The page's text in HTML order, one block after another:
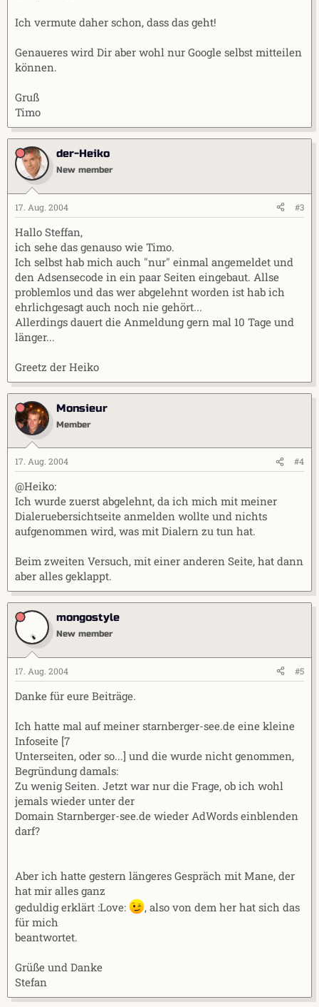
Ich vermute daher schon, dass das geht!
Genaueres wird Dir aber wohl nur Google selbst mitteilen
können.
Gruß
Timo
der-Heiko
New member
17. Aug. 2004 #3
Hallo Steffan,
ich sehe das genauso wie Timo.
Ich selbst hab mich auch "nur" einmal angemeldet und
den Adsensecode in ein paar Seiten eingebaut. Allse
problemlos und das wer abgelehnt worden ist hab ich
ehrlichgesagt auch noch nie gehört...
Allerdings dauert die Anmeldung gern mal 10 Tage und
länger...
Greetz der Heiko
Monsieur
Member
17. Aug. 2004 #4
@Heiko:
Ich wurde zuerst abgelehnt, da ich mich mit meiner
Dialeruebersichtseite anmelden wollte und nichts
aufgenommen wird, was mit Dialern zu tun hat.
Beim zweiten Versuch, mit einer anderen Seite, hat dann
aber alles geklappt.
mongostyle
New member
17. Aug. 2004 #5
Danke für eure Beiträge.
Ich hatte mal auf meiner starnberger-see.de eine kleine
Infoseite [7
Unterseiten, oder so...] und die wurde nicht genommen,
Begründung damals:
Zu wenig Seiten. Jetzt war nur die Frage, ob ich wohl
jemals wieder unter der
Domain Starnberger-see.de wieder AdWords einblenden
darf?
Aber ich hatte gestern längeres Gespräch mit Mane, der
hat mir alles ganz
geduldig erklärt :Love:
, also von dem her hat sich das
für mich
beantwortet.
Grüße und Danke
Stefan